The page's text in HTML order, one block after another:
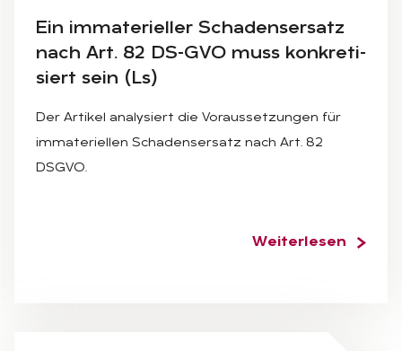
Ein im­ma­te­ri­el­ler Scha­dens­er­satz
nach Art. 82 DS-GVO muss kon­kre­ti­
siert sein (Ls)
Der Artikel analysiert die Voraussetzungen für
immateriellen Schadensersatz nach Art. 82
DSGVO.
Weiterlesen